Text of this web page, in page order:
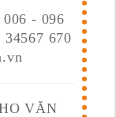
- 096
670
VĂN